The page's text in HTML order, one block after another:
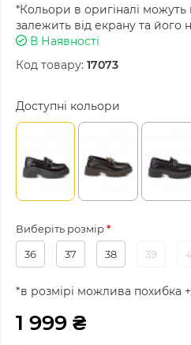
*Кольори в оригіналі можуть
залежить від екрану та його
В Наявності
Код товару: 17073
Доступні кольори
Виберіть розмір
36
37 38 39
*в розмірі можлива похибка
1 999 ₴